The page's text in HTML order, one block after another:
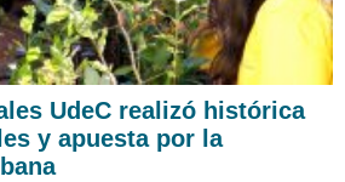
UdeC realizó histórica
y apuesta por la